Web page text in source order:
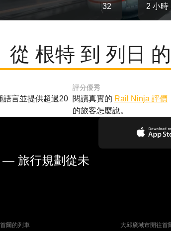
32 2 小時
從 根特 到 列日
語言並提供超過20
評分優秀
閱讀真實的 Rail Ninja 評價
的旅客怎麼說。
— 旅行規劃從未
爾的列車 大邱廣域市開往首